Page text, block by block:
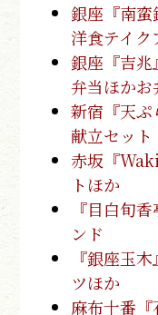
銀座『南
洋食テイク
銀座『吉
弁当ほか
新宿『天ぷ
献立セット
赤坂『
トほか
『目白旬
ンド
『銀座玉
ツほか
麻布十番